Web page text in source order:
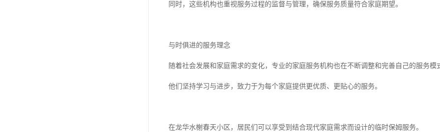
同时，这些机构也重视服务过程的监督与管理，确保服务质量符合家庭期望。
与时俱进的服务理念
随着社会发展和家庭需求的变化，专业的家庭服务机构也在不断调整和完善自己的服务模
他们坚持学习与进步，致力于为每个家庭提供更优质、更贴心的服务。
在龙华水榭春天小区，居民们可以享受到结合现代家庭需求而设计的临时保姆服务。